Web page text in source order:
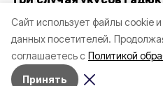
Cайт использует файлы cookie
данных посетителей.
соглашаетесь с Политикой
Принять
Белгородской области с
начала года